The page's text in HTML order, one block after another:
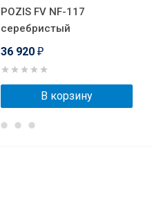
POZIS FV NF-117
серебристый
36 920 ₽
В корзину